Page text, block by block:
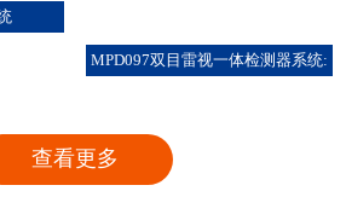
MPD097双目雷视一体检测器系统:
查看更多